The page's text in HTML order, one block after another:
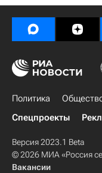
Политика
Спецпроекты
Версия 2023.1 Beta
© 2026 МИА «Россия
Вакансии